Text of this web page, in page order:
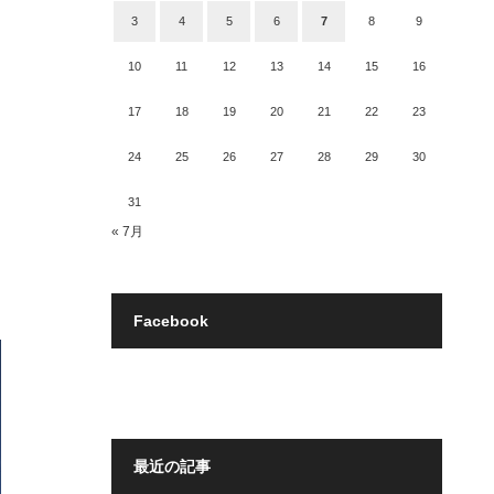
3 4 5 6 7 8 9
10 11 12 13 14 15 16
17 18 19 20 21 22 23
24 25 26 27 28 29 30
31
« 7月
Facebook
最近の記事